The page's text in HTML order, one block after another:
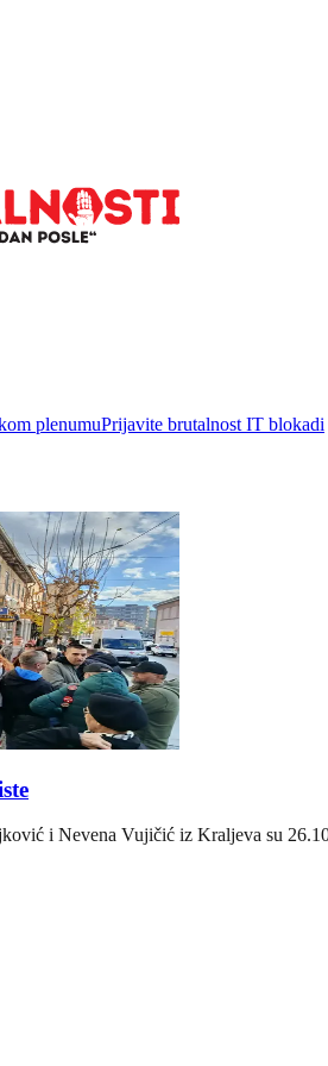
plenumuPrijavite brutalnost IT blokadi
i Nevena Vujičić iz Kraljeva su